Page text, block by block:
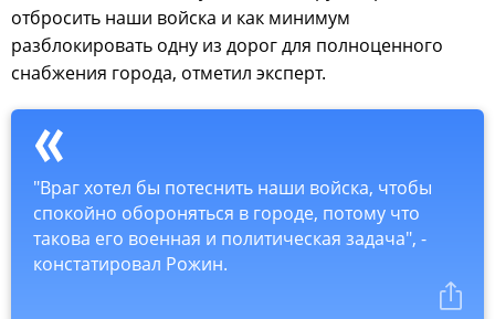
отбросить наши войска и как минимум
разблокировать одну из дорог для полноценного
снабжения города, отметил эксперт.
"Враг хотел бы потеснить наши войска, чтобы
спокойно обороняться в городе, потому что
такова его военная и политическая задача", -
констатировал Рожин.